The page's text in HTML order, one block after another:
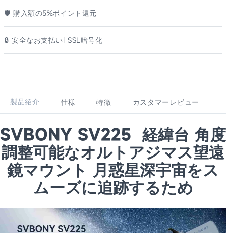
🛡️ 購入額の5%ポイント還元
🔒 安全なお支払い| SSL暗号化
製品紹介 仕様 特徴 カスタマーレビュー
SVBONY SV225 経緯台 角度
調整可能なオルトアジマス望遠
鏡マウント 月惑星深宇宙をス
ムーズに追跡するため